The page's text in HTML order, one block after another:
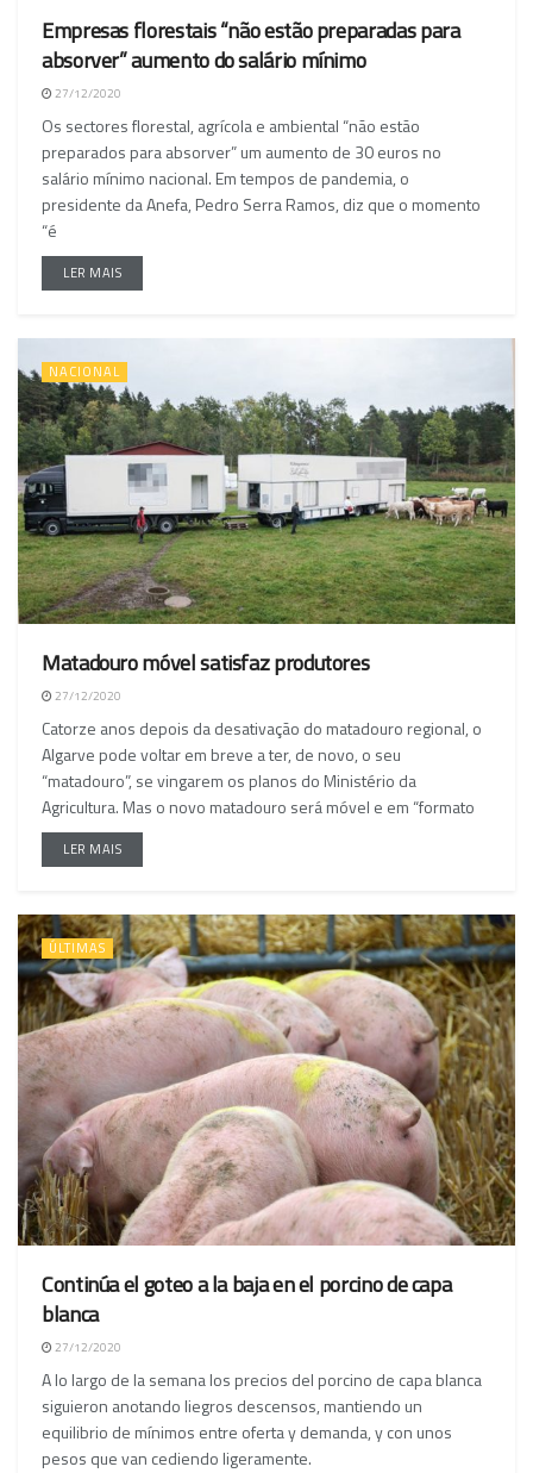
NACIONAL
Empresas florestais “não estão preparadas para
absorver” aumento do salário mínimo
27/12/2020
Os sectores florestal, agrícola e ambiental “não estão
preparados para absorver” um aumento de 30 euros no
salário mínimo nacional. Em tempos de pandemia, o
presidente da Anefa, Pedro Serra Ramos, diz que o momento
“é
LER MAIS
NACIONAL
Matadouro móvel satisfaz produtores
27/12/2020
Catorze anos depois da desativação do matadouro regional, o
Algarve pode voltar em breve a ter, de novo, o seu
“matadouro”, se vingarem os planos do Ministério da
Agricultura. Mas o novo matadouro será móvel e em “formato
LER MAIS
ÚLTIMAS
Continúa el goteo a la baja en el porcino de capa
blanca
27/12/2020
A lo largo de la semana los precios del porcino de capa blanca
siguieron anotando liegros descensos, mantiendo un
equilibrio de mínimos entre oferta y demanda, y con unos
pesos que van cediendo ligeramente.